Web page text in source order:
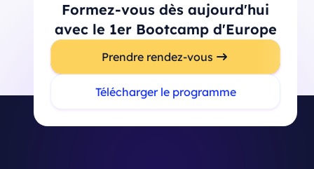
Formez-vous dès aujourd'hui
avec le 1er Bootcamp d'Europe
Prendre rendez-vous
Télécharger le programme